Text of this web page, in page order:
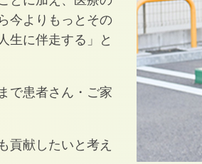
今よりもっとその
生に伴走する」と
で患者さん・ご家
貢献したいと考え